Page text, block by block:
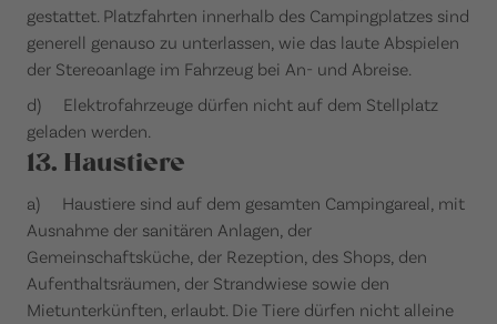
gestattet. Platzfahrten innerhalb des Campingplatzes sind
generell genauso zu unterlassen, wie das laute Abspielen
der Stereoanlage im Fahrzeug bei An- und Abreise.
d) Elektrofahrzeuge dürfen nicht auf dem Stellplatz
geladen werden.
13. Haustiere
a) Haustiere sind auf dem gesamten Campingareal, mit
Ausnahme der sanitären Anlagen, der
Gemeinschaftsküche, der Rezeption, des Shops, den
Aufenthaltsräumen, der Strandwiese sowie den
Mietunterkünften, erlaubt. Die Tiere dürfen nicht alleine